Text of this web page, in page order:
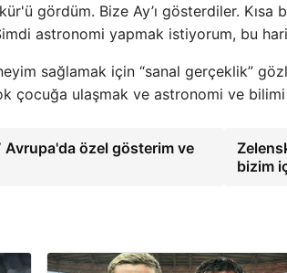
gördüm. Bize Ay’ı gösterdiler. Kısa
astronomi yapmak istiyorum, bu
sağlamak için “sanal gerçeklik”
çocuğa ulaşmak ve astronomi ve bilimi
özel gösterim ve
bizim